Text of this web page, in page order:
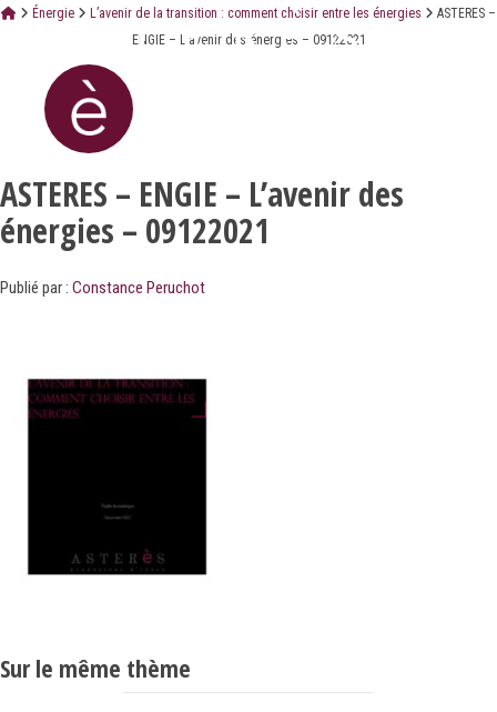
Énergie L’avenir de la transition : comment choisir entre les énergies
ASTERES –
ENGIE – L’avenir des énergies – 09122021
ASTERES – ENGIE – L’avenir des
énergies – 09122021
Publié par : Constance Peruchot
Sur le même thème